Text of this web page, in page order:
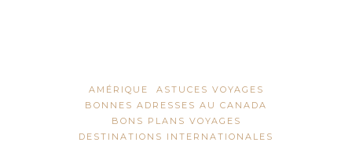
AMÉRIQUE
ASTUCES VOYAGES
BONNES ADRESSES AU CANADA
BONS PLANS VOYAGES
DESTINATIONS INTERNATIONALES